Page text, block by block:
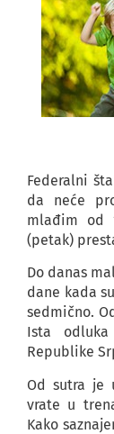
Federalni
da neće
mlađim od
(petak)
Do danas
dane kada
sedmično.
Ista
Republike
Od sutra je
vrate u
Kako